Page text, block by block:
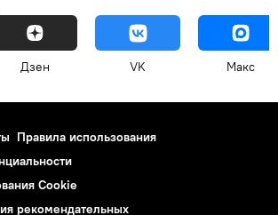
Дзен VK Макс
Правила использования
Cookie
рекомендательных